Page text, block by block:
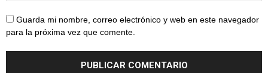
Guarda mi nombre, correo electrónico y web en este navegador
para la próxima vez que comente.